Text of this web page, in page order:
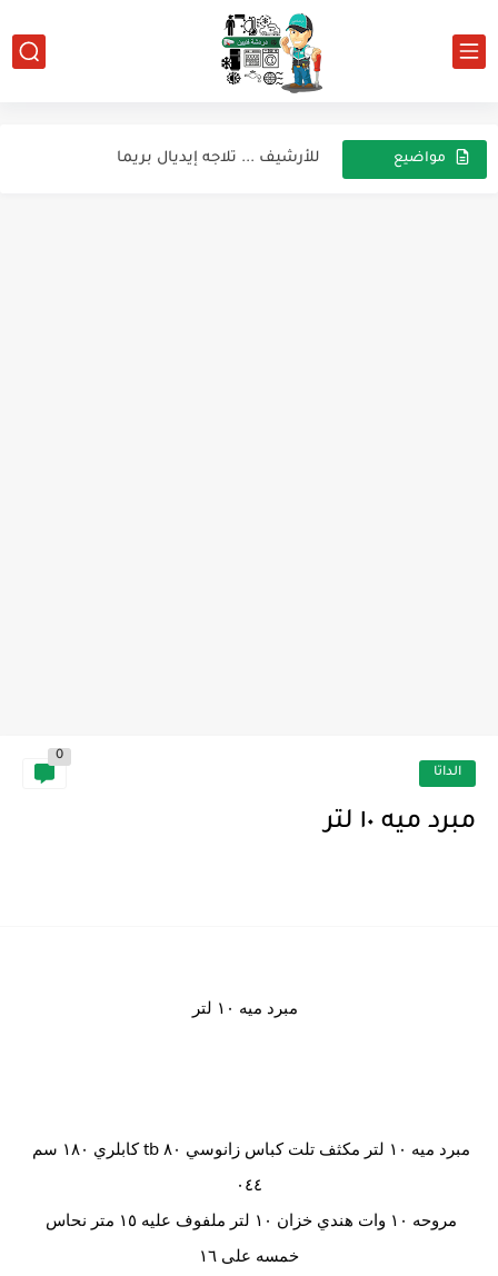
مواضيع
من اعطل الضاغط عطل نطر الزيت
للأرشيف ... تلاجه إيديال بريما
الداتا
0
مبرد ميه ١٠ لتر
مبرد ميه ١٠ لتر
٠٤٤
خمسه على ١٦